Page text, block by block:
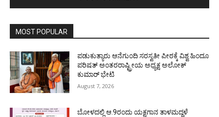
MOST POPULAR
ಪಡುಕುತ್ಯಾರು ಆನೆಗುಂದಿ ಸರಸ್ವತೀ ಪೀಠಕ್ಕೆ ವಿಶ್ವ ಹಿಂದೂ
ಪರಿಷತ್ ಅಂತರರಾಷ್ಟ್ರೀಯ ಅಧ್ಯಕ್ಷ ಅಲೋಕ್
ಕುಮಾರ್ ಭೇಟಿ
August 7, 2026
ಬೋಳದಲ್ಲಿ ಆ.9ರಂದು ಯಕ್ಷಗಾನ ತಾಳಮದ್ದಳೆ